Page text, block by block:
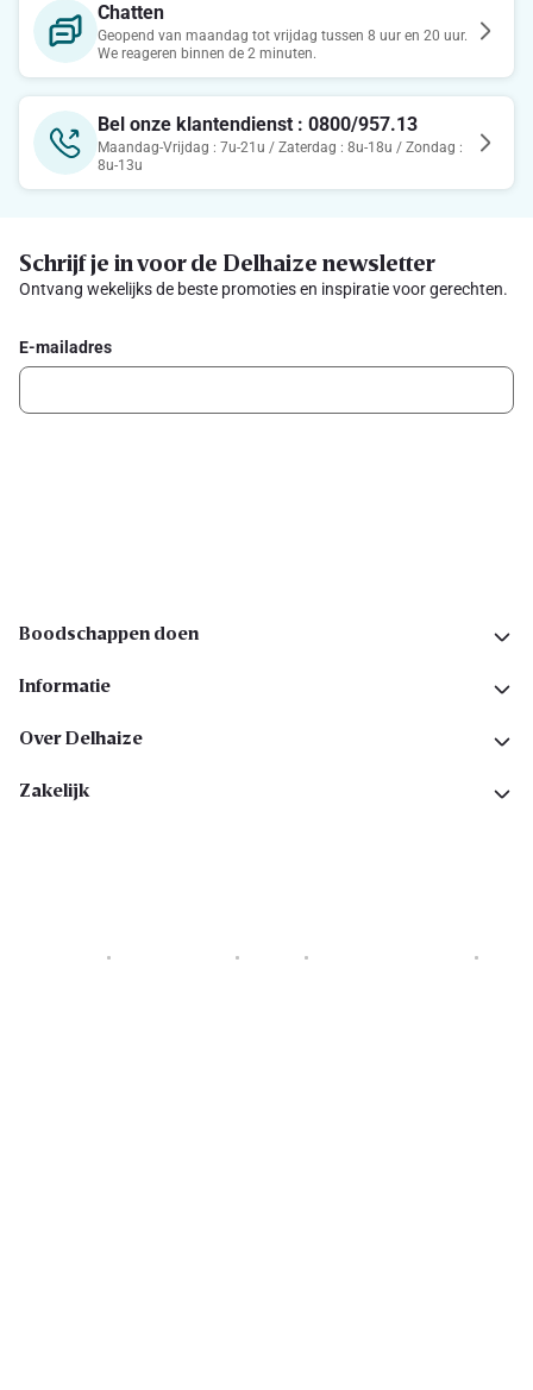
Chatten
Geopend van maandag tot vrijdag tussen 8 uur en 20 uur.
We reageren binnen de 2 minuten.
Bel onze klantendienst : 0800/957.13
Maandag-Vrijdag : 7u-21u / Zaterdag : 8u-18u / Zondag :
8u-13u
Schrijf je in voor de Delhaize newsletter
Ontvang wekelijks de beste promoties en inspiratie voor gerechten.
E-mailadres
Boodschappen doen
Informatie
Over Delhaize
Zakelijk